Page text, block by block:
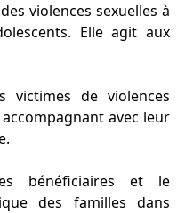
violences sexuelles à
Elle agit aux
victimes de violences
avec leur
bénéficiaires et le
des familles dans